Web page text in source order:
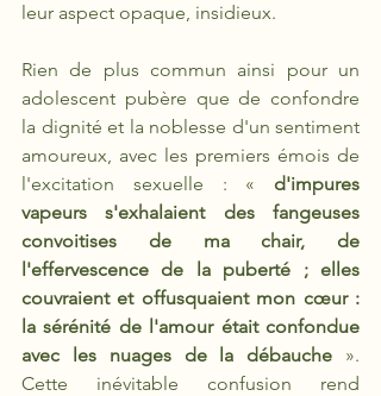
leur aspect opaque, insidieux.
Rien de plus commun ainsi pour un
adolescent pubère que de confondre
la dignité et la noblesse d'un sentiment
amoureux, avec les premiers émois de
l'excitation sexuelle : « d'impures
vapeurs s'exhalaient des fangeuses
convoitises de ma chair, de
l'effervescence de la puberté ; elles
couvraient et offusquaient mon cœur :
la sérénité de l'amour était confondue
avec les nuages de la débauche ».
Cette inévitable confusion rend